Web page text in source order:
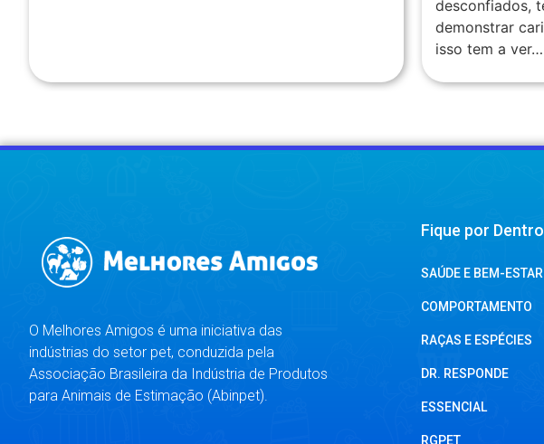
O Melhores Amigos é uma iniciativa das
indústrias do setor pet, conduzida pela
Associação Brasileira da Indústria de Produtos
para Animais de Estimação (Abinpet).
Fique por Dentro
SAÚDE E BEM-ESTAR
COMPORTAMENTO
RAÇAS E ESPÉCIES
DR. RESPONDE
ESSENCIAL
RGPET